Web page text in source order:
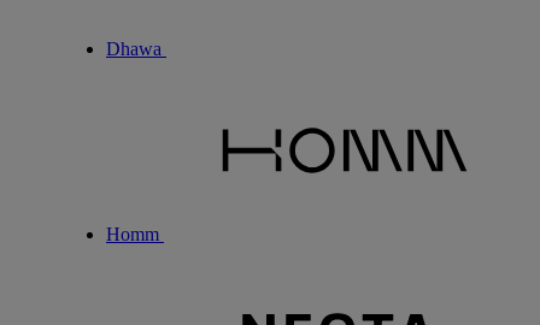
Dhawa
Homm